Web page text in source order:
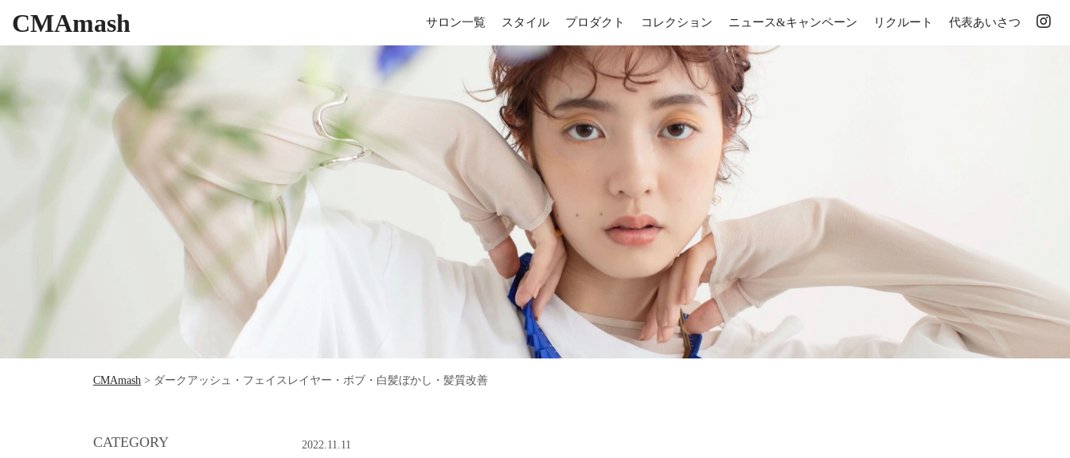
CMAmash サロン一覧 スタイル プロダクト コレクション ニュース&キャンペーン リクルート 代表あいさつ
CMAmash > ダークアッシュ・フェイスレイヤー・ボブ・白髪ぼかし・髪質改善
CATEGORY 2022.11.11